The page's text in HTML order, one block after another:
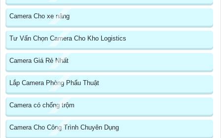
Camera Cho xe nâng
Tư Vấn Chọn Camera Cho Kho Logistics
Camera Giá Rẻ Nhất
Lắp Camera Phòng Phẩu Thuật
Camera có chống trộm
Camera Cho Công Trình Chuyên Dụng